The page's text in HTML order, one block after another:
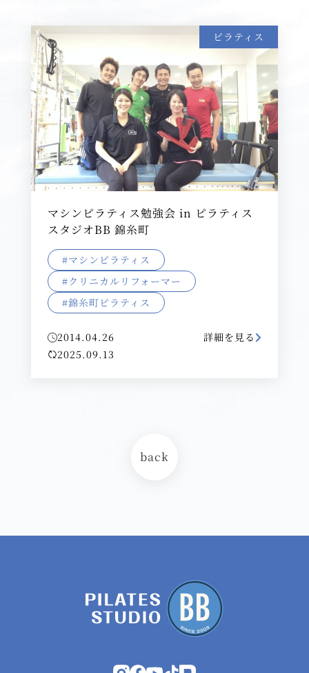
ピラティス
マシンピラティス勉強会 in ピラティス
スタジオBB 錦糸町
#マシンピラティス
#クリニカルリフォーマー
#錦糸町ピラティス
2014.04.26
2025.09.13
詳細を見る
back